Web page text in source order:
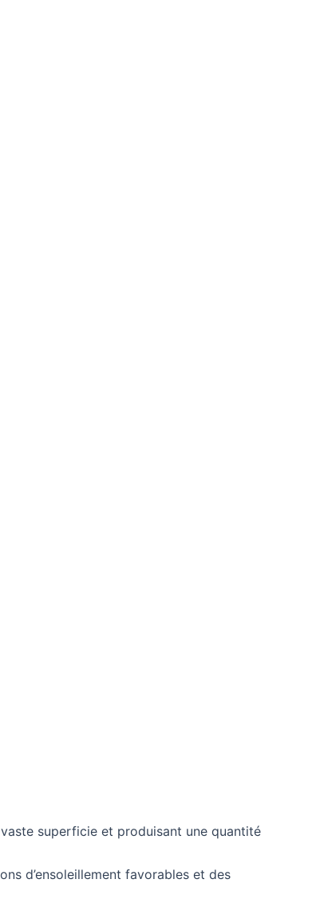
superficie et produisant une quantité
d’ensoleillement favorables et des